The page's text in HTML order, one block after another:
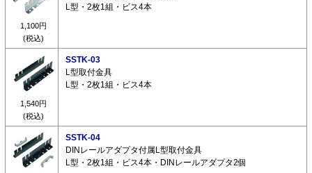
1,100円
(税込)
L型・2枚1組・ビス4本
1,540円
(税込)
SSTK-03
L型取付金具
L型・2枚1組・ビス4本
SSTK-04
DINレールアダプタ付属L型取付金具
L型・2枚1組・ビス4本・DINレールアダプタ2個